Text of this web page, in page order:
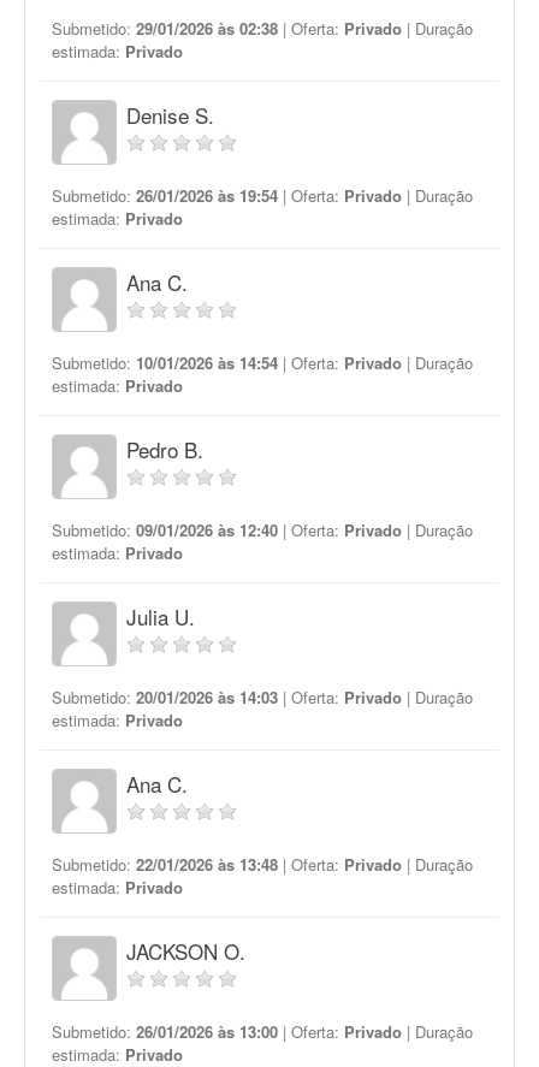
Submetido: 29/01/2026 às 02:38 | Oferta: Privado | Duração
estimada: Privado
Denise S.
Submetido: 26/01/2026 às 19:54 | Oferta: Privado | Duração
estimada: Privado
Ana C.
Submetido: 10/01/2026 às 14:54 | Oferta: Privado | Duração
estimada: Privado
Pedro B.
Submetido: 09/01/2026 às 12:40 | Oferta: Privado | Duração
estimada: Privado
Julia U.
Submetido: 20/01/2026 às 14:03 | Oferta: Privado | Duração
estimada: Privado
Ana C.
Submetido: 22/01/2026 às 13:48 | Oferta: Privado | Duração
estimada: Privado
JACKSON O.
Submetido: 26/01/2026 às 13:00 | Oferta: Privado | Duração
estimada: Privado